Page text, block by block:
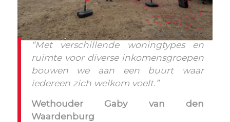
Woonpartners
“Met verschillende woningtypes en
ruimte voor diverse inkomensgroepen
bouwen we aan een buurt waar
iedereen zich welkom voelt.”
Wethouder Gaby van den
Waardenburg